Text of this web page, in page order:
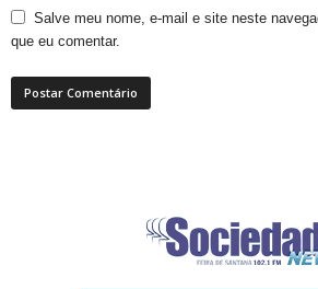
Salve meu nome, e-mail e site neste
que eu comentar.